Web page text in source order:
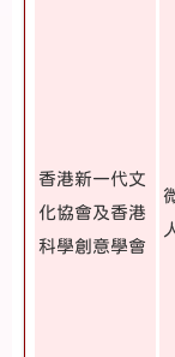
香港新一代文
化協會及香港
科學創意學會